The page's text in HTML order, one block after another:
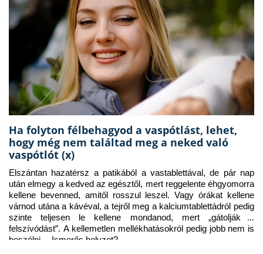
Ha folyton félbehagyod a vaspótlást, lehet,
hogy még nem találtad meg a neked való
vaspótlót (x)
Elszántan hazatérsz a patikából a vastablettával, de pár nap
után elmegy a kedved az egésztől, mert reggelente éhgyomorra
kellene bevenned, amitől rosszul leszel. Vagy órákat kellene
várnod utána a kávéval, a tejről meg a kalciumtablettádról pedig
szinte teljesen le kellene mondanod, mert „gátolják a
felszívódást”. A kellemetlen mellékhatásokról pedig jobb nem is
beszélni… Ismerős helyzet?